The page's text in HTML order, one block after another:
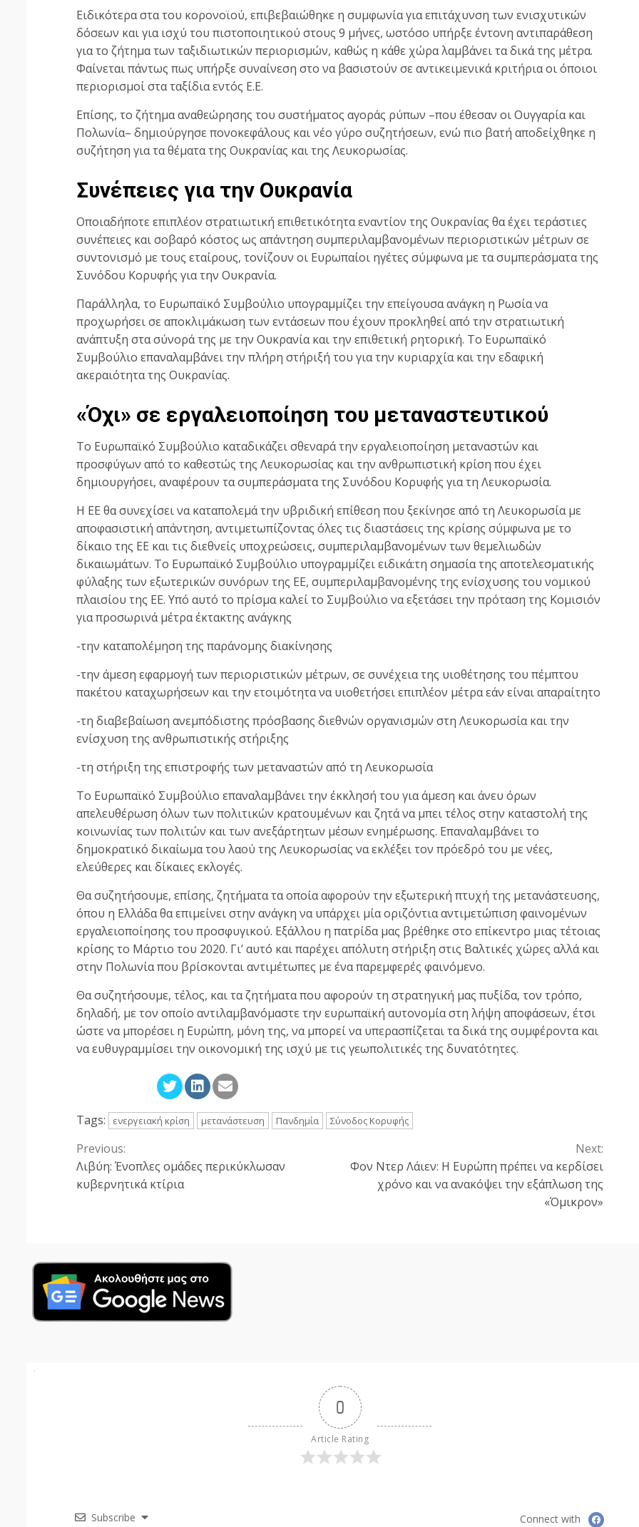
Ειδικότερα στα του κορονοϊού, επιβεβαιώθηκε η συμφωνία για επιτάχυνση των ενισχυτικών
δόσεων και για ισχύ του πιστοποιητικού στους 9 μήνες, ωστόσο υπήρξε έντονη αντιπαράθεση
για το ζήτημα των ταξιδιωτικών περιορισμών, καθώς η κάθε χώρα λαμβάνει τα δικά της μέτρα.
Φαίνεται πάντως πως υπήρξε συναίνεση στο να βασιστούν σε αντικειμενικά κριτήρια οι όποιοι
περιορισμοί στα ταξίδια εντός Ε.Ε.
Επίσης, το ζήτημα αναθεώρησης του συστήματος αγοράς ρύπων –που έθεσαν οι Ουγγαρία και
Πολωνία– δημιούργησε πονοκεφάλους και νέο γύρο συζητήσεων, ενώ πιο βατή αποδείχθηκε η
συζήτηση για τα θέματα της Ουκρανίας και της Λευκορωσίας.
Συνέπειες για την Ουκρανία
Οποιαδήποτε επιπλέον στρατιωτική επιθετικότητα εναντίον της Ουκρανίας θα έχει τεράστιες
συνέπειες και σοβαρό κόστος ως απάντηση συμπεριλαμβανομένων περιοριστικών μέτρων σε
συντονισμό με τους εταίρους, τονίζουν οι Ευρωπαίοι ηγέτες σύμφωνα με τα συμπεράσματα της
Συνόδου Κορυφής για την Ουκρανία.
Παράλληλα, τo Eυρωπαϊκό Συμβούλιο υπογραμμίζει την επείγουσα ανάγκη η Ρωσία να
προχωρήσει σε αποκλιμάκωση των εντάσεων που έχουν προκληθεί από την στρατιωτική
ανάπτυξη στα σύνορά της με την Ουκρανία και την επιθετική ρητορική. Το Ευρωπαϊκό
Συμβούλιο επαναλαμβάνει την πλήρη στήριξή του για την κυριαρχία και την εδαφική
ακεραιότητα της Ουκρανίας.
«Όχι» σε εργαλειοποίηση του μεταναστευτικού
Το Ευρωπαϊκό Συμβούλιο καταδικάζει σθεναρά την εργαλειοποίηση μεταναστών και
προσφύγων από το καθεστώς της Λευκορωσίας και την ανθρωπιστική κρίση που έχει
δημιουργήσει, αναφέρουν τα συμπεράσματα της Συνόδου Κορυφής για τη Λευκορωσία.
H EE θα συνεχίσει να καταπολεμά την υβριδική επίθεση που ξεκίνησε από τη Λευκορωσία με
αποφασιστική απάντηση, αντιμετωπίζοντας όλες τις διαστάσεις της κρίσης σύμφωνα με το
δίκαιο της ΕΕ και τις διεθνείς υποχρεώσεις, συμπεριλαμβανομένων των θεμελιωδών
δικαιωμάτων. Το Ευρωπαϊκό Συμβούλιο υπογραμμίζει ειδικά:τη σημασία της αποτελεσματικής
φύλαξης των εξωτερικών συνόρων της ΕΕ, συμπεριλαμβανομένης της ενίσχυσης του νομικού
πλαισίου της ΕΕ. Υπό αυτό το πρίσμα καλεί το Συμβούλιο να εξετάσει την πρόταση της Κομισιόν
για προσωρινά μέτρα έκτακτης ανάγκης
-την καταπολέμηση της παράνομης διακίνησης
-την άμεση εφαρμογή των περιοριστικών μέτρων, σε συνέχεια της υιοθέτησης του πέμπτου
πακέτου καταχωρήσεων και την ετοιμότητα να υιοθετήσει επιπλέον μέτρα εάν είναι απαραίτητο
-τη διαβεβαίωση ανεμπόδιστης πρόσβασης διεθνών οργανισμών στη Λευκορωσία και την
ενίσχυση της ανθρωπιστικής στήριξης
-τη στήριξη της επιστροφής των μεταναστών από τη Λευκορωσία
Το Ευρωπαϊκό Συμβούλιο επαναλαμβάνει την έκκλησή του για άμεση και άνευ όρων
απελευθέρωση όλων των πολιτικών κρατουμένων και ζητά να μπει τέλος στην καταστολή της
κοινωνίας των πολιτών και των ανεξάρτητων μέσων ενημέρωσης. Επαναλαμβάνει το
δημοκρατικό δικαίωμα του λαού της Λευκορωσίας να εκλέξει τον πρόεδρό του με νέες,
ελεύθερες και δίκαιες εκλογές.
Θα συζητήσουμε, επίσης, ζητήματα τα οποία αφορούν την εξωτερική πτυχή της μετανάστευσης,
όπου η Ελλάδα θα επιμείνει στην ανάγκη να υπάρχει μία οριζόντια αντιμετώπιση φαινομένων
εργαλειοποίησης του προσφυγικού. Εξάλλου η πατρίδα μας βρέθηκε στο επίκεντρο μιας τέτοιας
κρίσης το Μάρτιο του 2020. Γι’ αυτό και παρέχει απόλυτη στήριξη στις Βαλτικές χώρες αλλά και
στην Πολωνία που βρίσκονται αντιμέτωπες με ένα παρεμφερές φαινόμενο.
Θα συζητήσουμε, τέλος, και τα ζητήματα που αφορούν τη στρατηγική μας πυξίδα, τον τρόπο,
δηλαδή, με τον οποίο αντιλαμβανόμαστε την ευρωπαϊκή αυτονομία στη λήψη αποφάσεων, έτσι
ώστε να μπορέσει η Ευρώπη, μόνη της, να μπορεί να υπερασπίζεται τα δικά της συμφέροντα και
να ευθυγραμμίσει την οικονομική της ισχύ με τις γεωπολιτικές της δυνατότητες.
Tags: ενεργειακή κρίση μετανάστευση Πανδημία Σύνοδος Κορυφής
Continue
Reading
Previous:
Λιβύη: Ένοπλες ομάδες περικύκλωσαν
κυβερνητικά κτίρια
Next:
Φον Ντερ Λάιεν: Η Ευρώπη πρέπει να κερδίσει
χρόνο και να ανακόψει την εξάπλωση της
«Όμικρον»
0
Article Rating
Subscribe Connect with